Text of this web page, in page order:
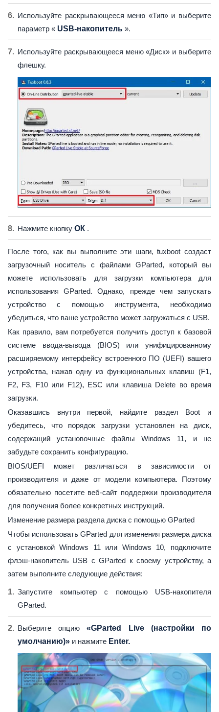
Используйте раскрывающееся меню «Тип» и выберите
параметр « USB-накопитель ».
Используйте раскрывающееся меню «Диск» и выберите
флешку.
Нажмите кнопку ОК .
После того, как вы выполните эти шаги, tuxboot создаст
загрузочный носитель с файлами GParted, который вы
можете использовать для загрузки компьютера для
использования GParted. Однако, прежде чем запускать
устройство с помощью инструмента, необходимо
убедиться, что ваше устройство может загружаться с USB.
Как правило, вам потребуется получить доступ к базовой
системе ввода-вывода (BIOS) или унифицированному
расширяемому интерфейсу встроенного ПО (UEFI) вашего
устройства, нажав одну из функциональных клавиш (F1,
F2, F3, F10 или F12), ESC или клавиша Delete во время
загрузки.
Оказавшись внутри первой, найдите раздел Boot и
убедитесь, что порядок загрузки установлен на диск,
содержащий установочные файлы Windows 11, и не
забудьте сохранить конфигурацию.
BIOS/UEFI может различаться в зависимости от
производителя и даже от модели компьютера. Поэтому
обязательно посетите веб-сайт поддержки производителя
для получения более конкретных инструкций.
Изменение размера раздела диска с помощью GParted
Чтобы использовать GParted для изменения размера диска
с установкой Windows 11 или Windows 10, подключите
флэш-накопитель USB с GParted к своему устройству, а
затем выполните следующие действия:
Запустите компьютер с помощью USB-накопителя
GParted.
Выберите опцию«GParted Live (настройки по
умолчанию)» и нажмите Enter.